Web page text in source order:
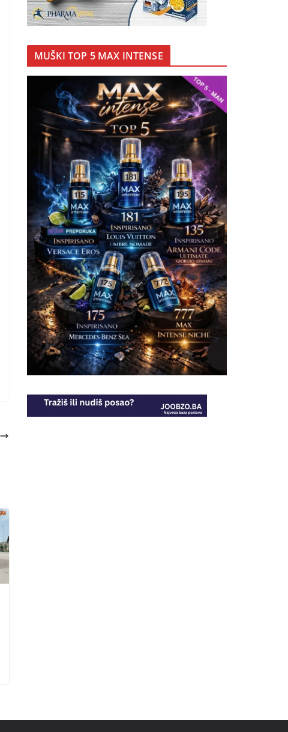
MUŠKI TOP 5 MAX INTENSE